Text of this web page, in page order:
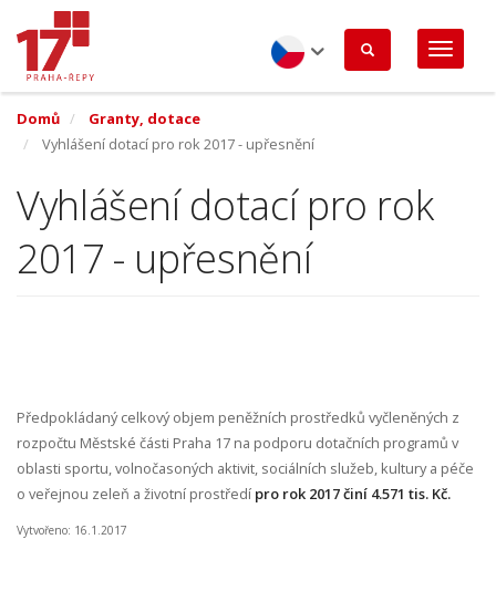
hlavnímu
obsahu
Czech
Domů
Granty, dotace
Vyhlášení dotací pro rok 2017 - upřesnění
Vyhlášení dotací pro rok
2017 - upřesnění
Předpokládaný celkový objem peněžních prostředků vyčleněných z
rozpočtu Městské části Praha 17 na podporu dotačních programů v
oblasti sportu, volnočasoných aktivit, sociálních služeb, kultury a péče
o veřejnou zeleň a životní prostředí pro rok 2017 činí 4.571 tis. Kč.
Vytvořeno: 16.1.2017